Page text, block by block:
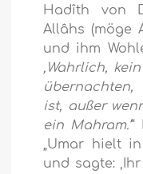
Hadîth von
Allâhs (möge
und ihm
‚Wahrlich,
ist, außer
ein Mahram.’“
„Umar hielt
und sagte: